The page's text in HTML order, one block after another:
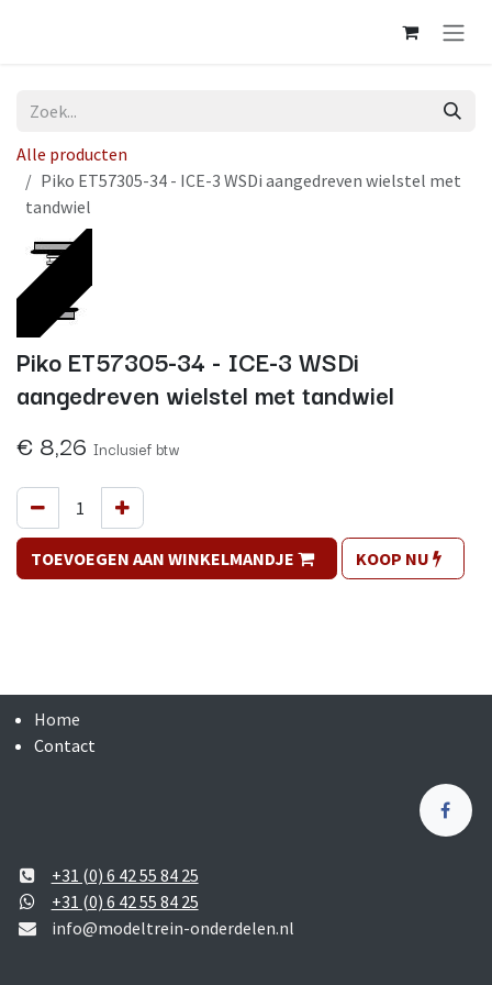
Alle producten
Piko ET57305-34 - ICE-3 WSDi aangedreven wielstel met
tandwiel
Op voorraad
Piko ET57305-34 - ICE-3 WSDi
aangedreven wielstel met tandwiel
€ 8,26 Inclusief btw
TOEVOEGEN AAN WINKELMANDJE KOOP NU
Home
Contact
+31 (0) 6 42 55 84 25
+31 (0) 6 42 55 84 25
info@modeltrein-onderdelen.nl